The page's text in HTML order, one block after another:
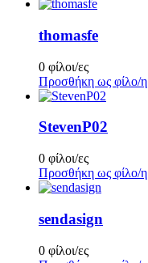
thomasfe
0 φίλοι/ες
Προσθήκη ως φίλο/η
StevenP02
0 φίλοι/ες
Προσθήκη ως φίλο/η
sendasign
0 φίλοι/ες